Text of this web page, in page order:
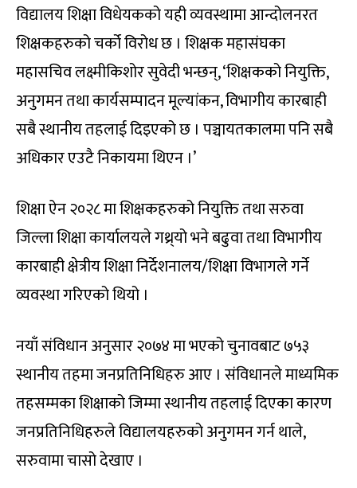
विद्यालय शिक्षा विधेयकको यही व्यवस्थामा आन्दोलनरत
शिक्षकहरुको चर्को विरोध छ । शिक्षक महासंघका
महासचिव लक्ष्मीकिशोर सुवेदी भन्छन्, ‘शिक्षकको नियुक्ति,
अनुगमन तथा कार्यसम्पादन मूल्यांकन, विभागीय कारबाही
सबै स्थानीय तहलाई दिइएको छ । पञ्चायतकालमा पनि सबै
अधिकार एउटै निकायमा थिएन ।’
शिक्षा ऐन २०२८ मा शिक्षकहरुको नियुक्ति तथा सरुवा
जिल्ला शिक्षा कार्यालयले गथ्र्यो भने बढुवा तथा विभागीय
कारबाही क्षेत्रीय शिक्षा निर्देशनालय/शिक्षा विभागले गर्ने
व्यवस्था गरिएको थियो ।
नयाँ संविधान अनुसार २०७४ मा भएको चुनावबाट ७५३
स्थानीय तहमा जनप्रतिनिधिहरु आए । संविधानले माध्यमिक
तहसम्मका शिक्षाको जिम्मा स्थानीय तहलाई दिएका कारण
जनप्रतिनिधिहरुले विद्यालयहरुको अनुगमन गर्न थाले,
सरुवामा चासो देखाए ।